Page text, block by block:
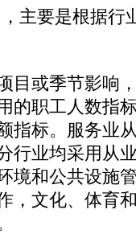
要是根据行
或季节影响
的职工人数指
指标。服务业
行业均采用从
境和公共设施
，文化、体育